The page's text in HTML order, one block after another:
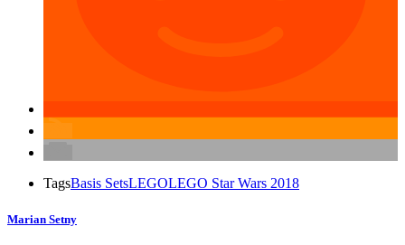
TagsBasis SetsLEGOLEGO Star Wars 2018
Marian Setny